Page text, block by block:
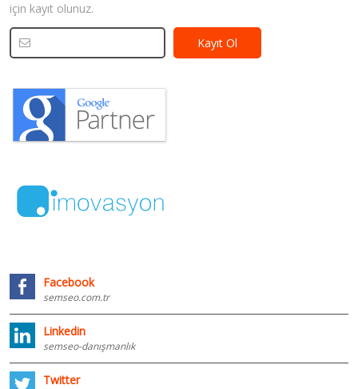
için kayıt olunuz.
Facebook
semseo.com.tr
Linkedin
semseo-danışmanlık
Twitter